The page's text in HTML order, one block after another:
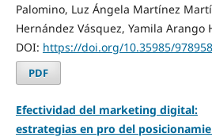
Palomino, Luz Ángela Martínez
Hernández Vásquez, Yamila Arango
DOI: https://doi.org/10.35985/
PDF
Efectividad del marketing digital:
estrategias en pro del